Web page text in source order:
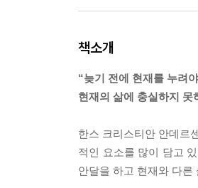
책소개
“늦기 전에 현재를 누려
현재의 삶에 충실하지
한스 크리스티안 안데르
적인 요소를 많이 담고
안달을 하고 현재와 다